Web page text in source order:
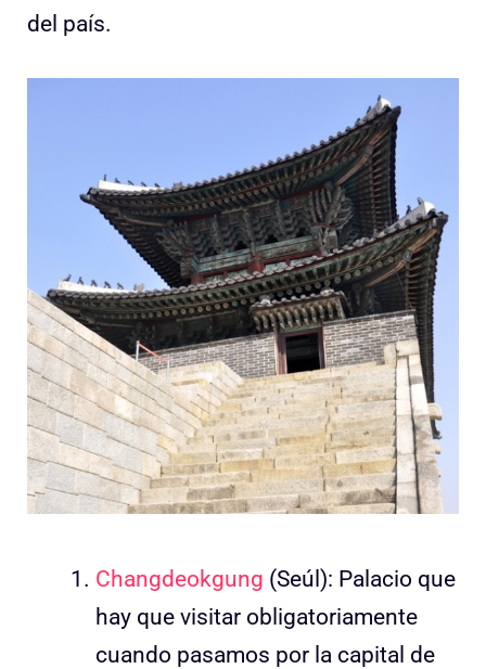
del país.
Changdeokgung (Seúl): Palacio que
hay que visitar obligatoriamente
cuando pasamos por la capital de